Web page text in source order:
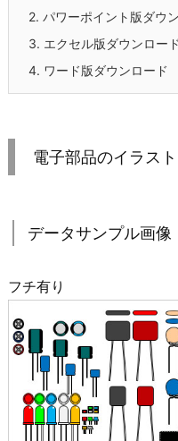
2. パワーポイント版ダウ
3. エクセル版ダウンロード
4. ワード版ダウンロード
電子部品のイラスト
データサンプル画像
フチ有り